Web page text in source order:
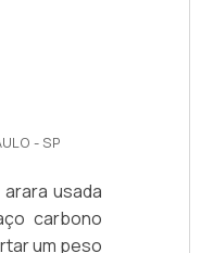
- SP
usada
carbono
um peso